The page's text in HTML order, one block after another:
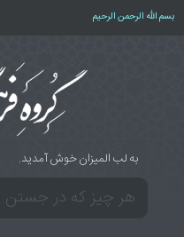
بسم الله الرحمن الرحیم
به لب المیزان خوش آمدید.